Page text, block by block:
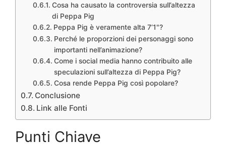
Cosa ha causato la controversia sull’altezza
di Peppa Pig
Peppa Pig è veramente alta 7’1"?
Perché le proporzioni dei personaggi sono
importanti nell’animazione?
Come i social media hanno contribuito alle
speculazioni sull’altezza di Peppa Pig?
Cosa rende Peppa Pig così popolare?
Conclusione
Link alle Fonti
Punti Chiave